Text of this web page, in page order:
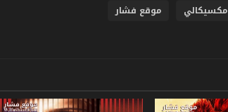
مكسيكالي موقع فشار